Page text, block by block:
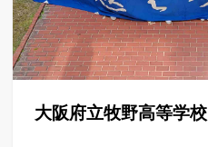
大阪府立牧野高等学校